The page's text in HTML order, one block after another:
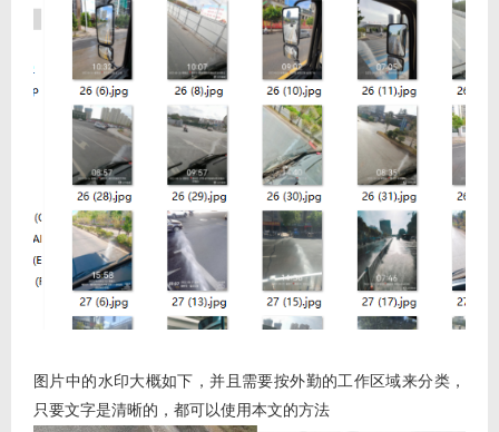
图片中的水印大概如下，并且需要按外勤的工作区域来分类，
只要文字是清晰的，都可以使用本文的方法